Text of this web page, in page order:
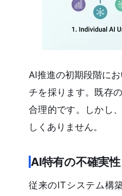
AI推進の初期段階に
チを採ります。既存
合理的です。しかし
しくありません。
AI特有の不確実
従来のITシステム構